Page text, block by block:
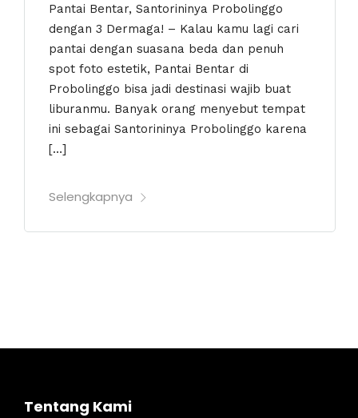
Pantai Bentar, Santorininya Probolinggo
dengan 3 Dermaga! – Kalau kamu lagi cari
pantai dengan suasana beda dan penuh
spot foto estetik, Pantai Bentar di
Probolinggo bisa jadi destinasi wajib buat
liburanmu. Banyak orang menyebut tempat
ini sebagai Santorininya Probolinggo karena
[…]
Selengkapnya
Tentang Kami